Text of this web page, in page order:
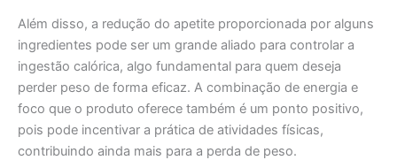
Além disso, a redução do apetite proporcionada por alguns
ingredientes pode ser um grande aliado para controlar a
ingestão calórica, algo fundamental para quem deseja
perder peso de forma eficaz. A combinação de energia e
foco que o produto oferece também é um ponto positivo,
pois pode incentivar a prática de atividades físicas,
contribuindo ainda mais para a perda de peso.